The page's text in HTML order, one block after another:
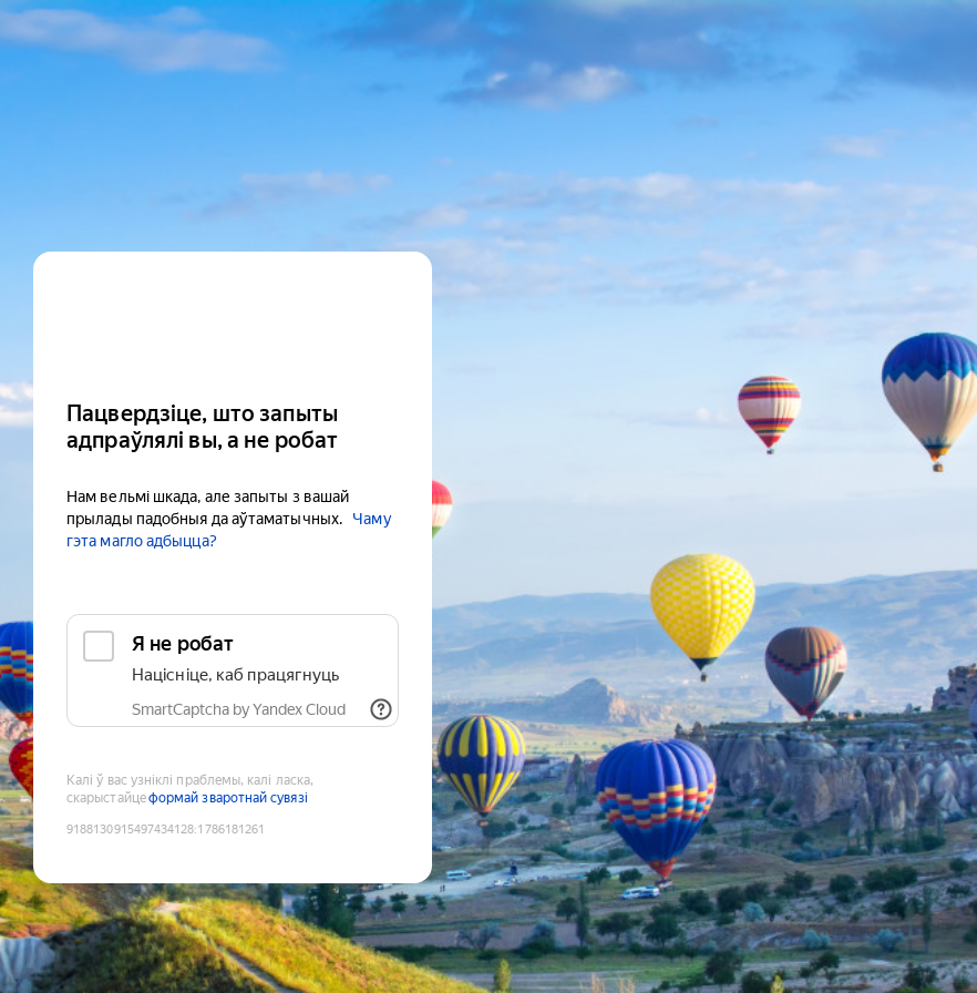
Пацвердзіце, што запыты
адпраўлялі вы, а не робат
Нам вельмі шкада, але запыты з вашай
прылады падобныя да аўтаматычных.
Чаму
гэта магло адбыцца?
Я не робат
Націсніце, каб працягнуць
SmartCaptcha by Yandex Cloud
Калі ў вас узніклі праблемы, калі ласка,
скарыстайцеформай зваротнай сувязі
9188130915497434128:1786181261